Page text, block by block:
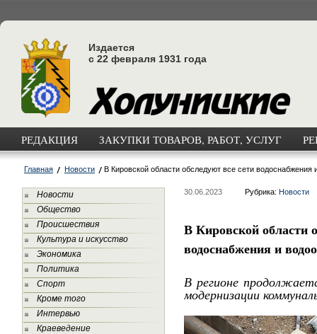
Издается
с 22 февраля 1931 года
РЕДАКЦИЯ ЗАКУПКИ ТОВАРОВ, РАБОТ, УСЛУГ
Главная Новости В Кировской области обследуют все сети водоснабжения
Новости
Общество
Происшествия
Культура и искусство
Экономика
Политика
Спорт
Кроме того
Интервью
Краеведение
30.06.2023 Рубрика: Новости
В Кировской области
водоснабжения и
В регионе
модернизации